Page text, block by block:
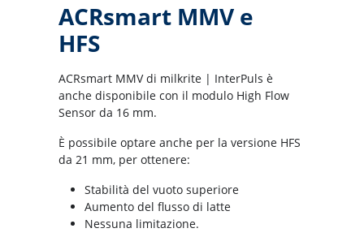
ACRsmart MMV e
HFS
ACRsmart MMV di milkrite | InterPuls è
anche disponibile con il modulo High Flow
Sensor da 16 mm.
È possibile optare anche per la versione HFS
da 21 mm, per ottenere:
Stabilità del vuoto superiore
Aumento del flusso di latte
Nessuna limitazione.